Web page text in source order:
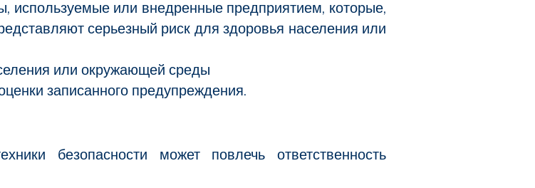
используемые или внедренные предприятием, которые,
серьезный риск для здоровья населения или
или окружающей среды
записанного предупреждения.
безопасности может повлечь ответственность